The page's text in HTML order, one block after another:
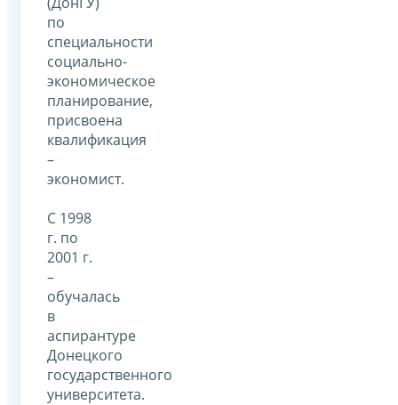
по
специальности
социально-
экономическое
планирование,
присвоена
квалификация
–
экономист.
С 1998
г. по
2001 г.
–
обучалась
в
аспирантуре
Донецкого
государственного
университета.